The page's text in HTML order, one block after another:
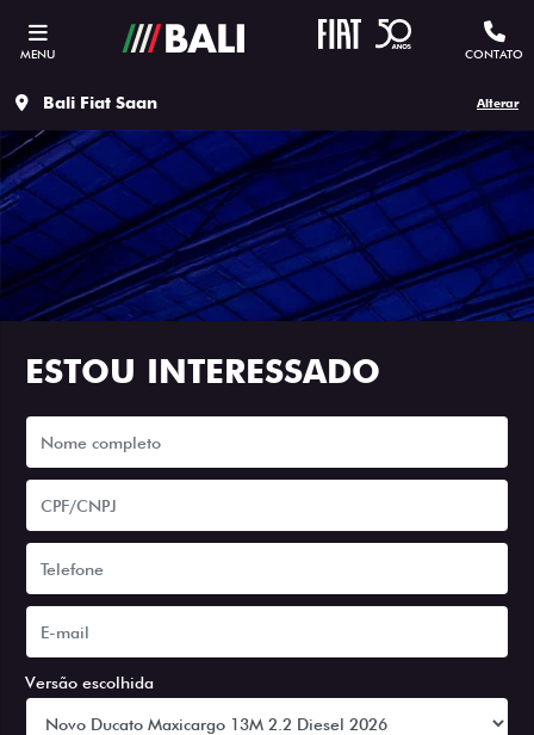
MENU CONTATO
Bali Fiat Saan Alterar
ESTOU INTERESSADO
Versão escolhida